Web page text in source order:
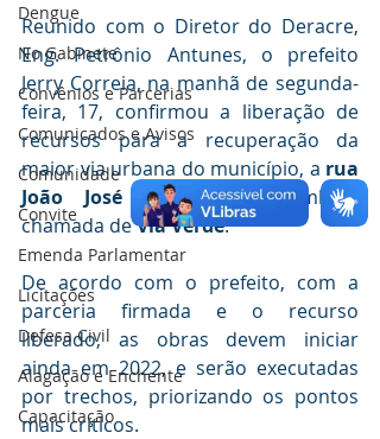
Dengue
No Gabinete
Convênios e Parcerias
Comunicados e Avisos
Comunidade
Convite
Emenda Parlamentar
Licitações
Defesa Civil
Alagação e Enchente
Capacitação
Reunido com o Diretor do Deracre,
Eng. Petrônio Antunes, o prefeito
Jerry Correia, na manhã de segunda-
feira, 17, confirmou a liberação de
recursos para a recuperação da
maior via urbana do município, a rua
João José do Bonfim, também
chamada de Via Verde.
De acordo com o prefeito, com a
parceria firmada e o recurso
liberado, as obras devem iniciar
ainda em 2022, e serão executadas
por trechos, priorizando os pontos
mais críticos.